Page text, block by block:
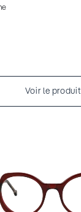
Voir le produit